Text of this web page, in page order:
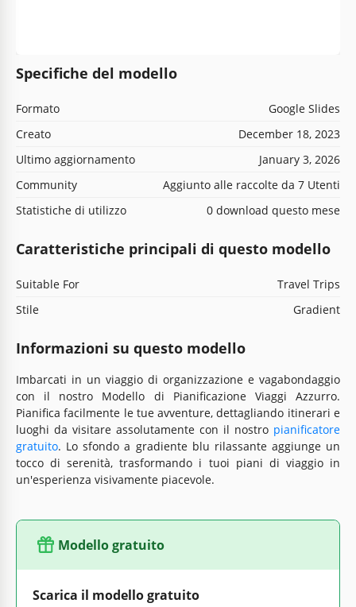
Specifiche del modello
Formato
Google Slides
Creato
December 18, 2023
Ultimo aggiornamento
January 3, 2026
Community
Aggiunto alle raccolte da 7 Utenti
Statistiche di utilizzo
0 download questo mese
Caratteristiche principali di questo modello
Suitable For
Travel Trips
Stile
Gradient
Informazioni su questo modello
Imbarcati in un viaggio di organizzazione e vagabondaggio
con il nostro Modello di Pianificazione Viaggi Azzurro.
Pianifica facilmente le tue avventure, dettagliando itinerari e
luoghi da visitare assolutamente con il nostro pianificatore
gratuito. Lo sfondo a gradiente blu rilassante aggiunge un
tocco di serenità, trasformando i tuoi piani di viaggio in
un'esperienza visivamente piacevole.
Modello gratuito
Scarica il modello gratuito